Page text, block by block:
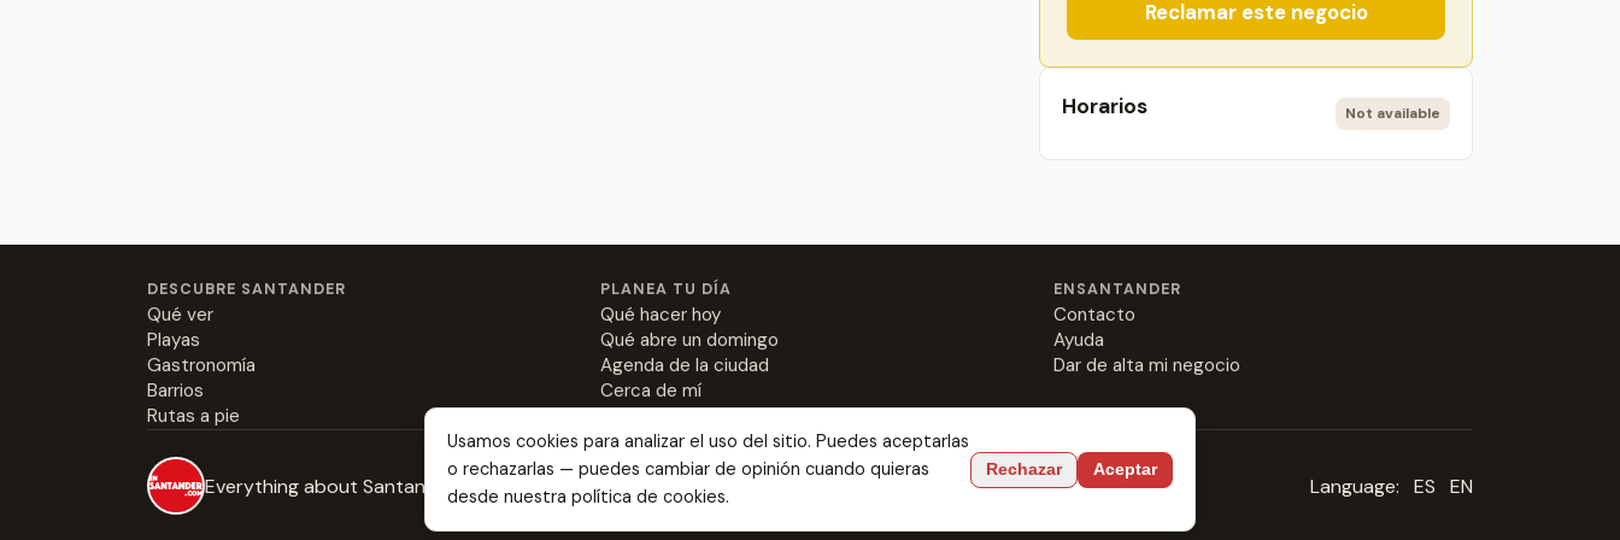
Reclamar este negocio
Horarios Not available
DESCUBRE SANTANDER
Qué ver
Playas
Gastronomía
Barrios
Rutas a pie
PLANEA TU DÍA
Qué hacer hoy
Qué abre un domingo
Agenda de la ciudad
Cerca de mí
ENSANTANDER
Contacto
Ayuda
Dar de alta mi negocio
Everything about Santander: from the best rabas to where you might fall in love. Language: ES EN
Usamos cookies para analizar el uso del sitio. Puedes aceptarlas
o rechazarlas — puedes cambiar de opinión cuando quieras
desde nuestra política de cookies.
Rechazar Aceptar